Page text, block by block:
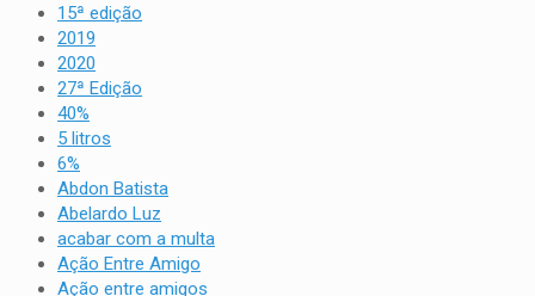
15ª edição
2019
2020
27ª Edição
40%
5 litros
6%
Abdon Batista
Abelardo Luz
acabar com a multa
Ação Entre Amigo
Ação entre amigos